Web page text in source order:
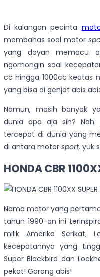
Di kalangan pecinta
membahas soal motor
yang doyan memacu
ngomongin soal
cc hingga 1000cc keatas
yang bisa di genjot abis
Namun, masih banyak
dunia apa aja sih? Nah
tercepat di dunia yang
di antara motor sport, yuk
HONDA CBR
Nama motor yang
tahun 1990-an ini
milik Amerika Serikat,
kecepatannya yang
Super Blackbird dan
pekat! Garang abis!